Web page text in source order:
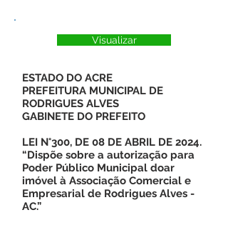
Visualizar
ESTADO DO ACRE
PREFEITURA MUNICIPAL DE
RODRIGUES ALVES
GABINETE DO PREFEITO
LEI N°300, DE 08 DE ABRIL DE 2024.
“Dispõe sobre a autorização para
Poder Público Municipal doar
imóvel à Associação Comercial e
Empresarial de Rodrigues Alves -
AC.”